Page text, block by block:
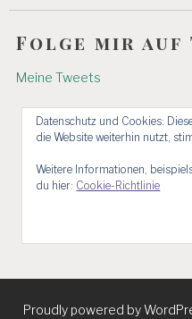
Folge mir
Meine Tweets
Datenschutz und Cookies:
die Website weiterhin nutzt,
Weitere Informationen,
du hier: Cookie-Richtlinie
Proudly powered by